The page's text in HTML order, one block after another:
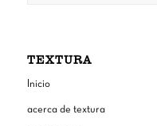
TEXTURA
Inicio
acerca de textura